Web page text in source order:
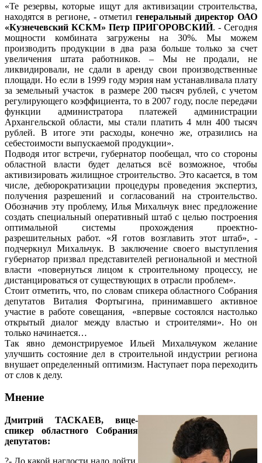
«Те резервы, которые ищут для активизации строительства,
находятся в регионе, - отметилгенеральный директор ОАО
«Кузнечевский КСКМ» Петр ПРИГОРОВСКИЙ. - Сегодня
мощности комбината загружены на 30%. Мы можем
производить продукции в два раза больше только за счет
увеличения штата работников. – Мы не продали, не
ликвидировали, не сдали в аренду свои производственные
площади. Но если в 1999 году мэрия нам устанавливала плату
за земельный участок в размере 200 тысяч рублей, с учетом
регулирующего коэффициента, то в 2007 году, после передачи
функции администратора платежей администрации
Архангельской области, мы стали платить 4 млн 400 тысяч
рублей. В итоге эти расходы, конечно же, отразились на
себестоимости выпускаемой продукции».
Подводя итог встречи, губернатор пообещал, что со стороны
областной власти будет делаться всё возможное, чтобы
активизировать жилищное строительство. Это касается, в том
числе, дебюрократизации процедуры проведения экспертиз,
получения разрешений и согласований на строительство.
Обозначив эту проблему, Илья Михальчук внес предложение
создать специальный оперативный штаб с целью построения
оптимальной системы прохождения проектно-
разрешительных работ. «Я готов возглавить этот штаб», -
подчеркнул Михальчук. В заключение своего выступления
губернатор призвал представителей региональной и местной
власти «повернуться лицом к строительному процессу, не
дистанцироваться от существующих в отрасли проблем».
Стоит отметить, что, по словам спикера областного Собрания
депутатов Виталия Фортыгина, принимавшего активное
участие в работе совещания, «впервые состоялся настолько
открытый диалог между властью и строителями». Но он
только начинается…
Так явно демонстрируемое Ильей Михальчуком желание
улучшить состояние дел в строительной индустрии региона
внушает определенный оптимизм. Наступает пора переходить
от слов к делу.
Мнение
Дмитрий ТАСКАЕВ, вице-
спикер областного Собрания
депутатов:
?- До какой наглости надо дойти,